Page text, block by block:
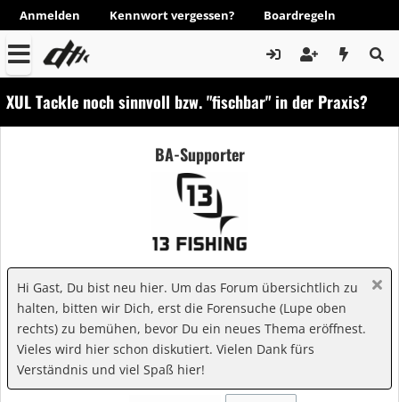
Anmelden Kennwort vergessen? Boardregeln
XUL Tackle noch sinnvoll bzw. "fischbar" in der Praxis?
BA-Supporter
Hi Gast, Du bist neu hier. Um das Forum übersichtlich zu
halten, bitten wir Dich, erst die Forensuche (Lupe oben
rechts) zu bemühen, bevor Du ein neues Thema eröffnest.
Vieles wird hier schon diskutiert. Vielen Dank fürs
Verständnis und viel Spaß hier!